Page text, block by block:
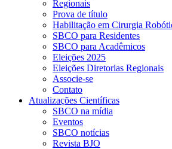
Regionais
Prova de título
Habilitação em Cirurgia
SBCO para Residentes
SBCO para Acadêmicos
Eleições 2025
Eleições Diretorias Regionais
Associe-se
Contato
Atualizações Científicas
SBCO na mídia
Eventos
SBCO notícias
Revista BJO